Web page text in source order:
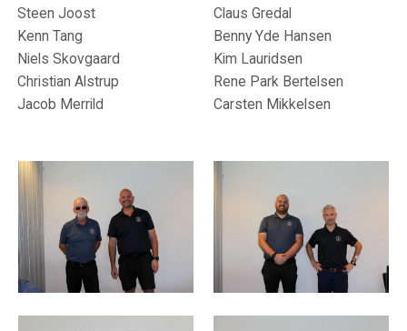
Steen Joost
Kenn Tang
Niels Skovgaard
Christian Alstrup
Jacob Merrild
Claus Gredal
Benny Yde Hansen
Kim Lauridsen
Rene Park Bertelsen
Carsten Mikkelsen